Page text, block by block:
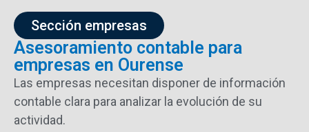
Sección empresas
Asesoramiento contable para
empresas en Ourense
Las empresas necesitan disponer de información
contable clara para analizar la evolución de su
actividad.